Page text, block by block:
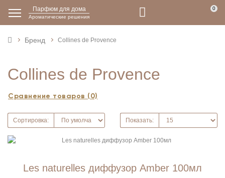
Парфюм для дома
Ароматические решения
0
Бренд Collines de Рrovencе
Collines de Рrovencе
Сравнение товаров (0)
Сортировка: Показать:
Les naturelles диффузор Amber 100мл